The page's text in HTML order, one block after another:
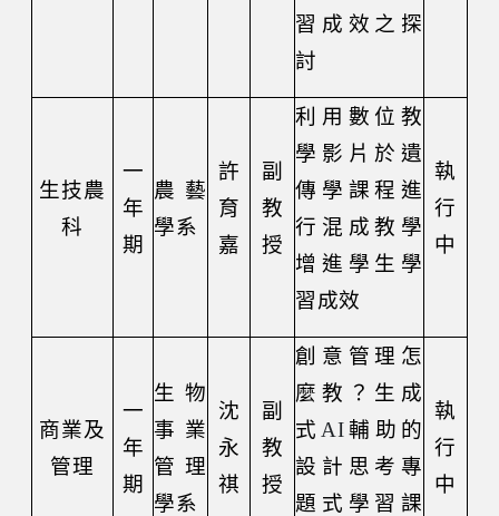
習成效之探
討
生技農
科
一
年
期
農藝
學系
許
育
嘉
副
教
授
利用數位教
學影片於遺
傳學課程進
行混成教學
增進學生學
習成效
執
行
中
商業及
管理
一
年
期
生物
事業
管理
學系
沈
永
祺
副
教
授
創意管理怎
麼教？生成
式 AI輔助的
設計思考專
題式學習課
執
行
中